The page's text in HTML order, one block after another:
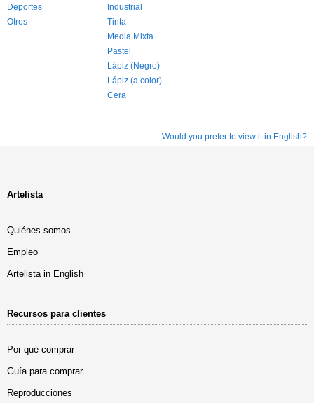
Deportes
Otros
Industrial
Tinta
Media Mixta
Pastel
Lápiz (Negro)
Lápiz (a color)
Cera
Would you prefer to view it in English?
Artelista
Quiénes somos
Empleo
Artelista in English
Recursos para clientes
Por qué comprar
Guía para comprar
Reproducciones